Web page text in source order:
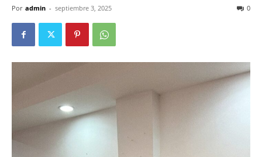
Por admin - septiembre 3, 2025 0